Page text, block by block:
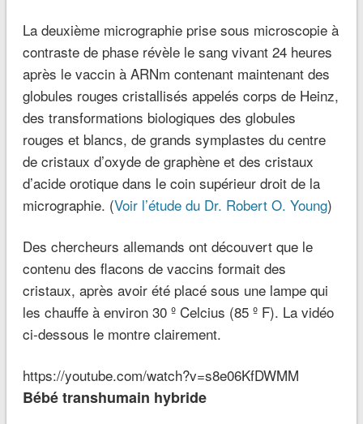
La deuxième micrographie prise sous microscopie à
contraste de phase révèle le sang vivant 24 heures
après le vaccin à ARNm contenant maintenant des
globules rouges cristallisés appelés corps de Heinz,
des transformations biologiques des globules
rouges et blancs, de grands symplastes du centre
de cristaux d’oxyde de graphène et des cristaux
d’acide orotique dans le coin supérieur droit de la
micrographie. (Voir l’étude du Dr. Robert O. Young)
Des chercheurs allemands ont découvert que le
contenu des flacons de vaccins formait des
cristaux, après avoir été placé sous une lampe qui
les chauffe à environ 30 º Celcius (85 º F). La vidéo
ci-dessous le montre clairement.
https://youtube.com/watch?v=s8e06KfDWMM
Bébé transhumain hybride